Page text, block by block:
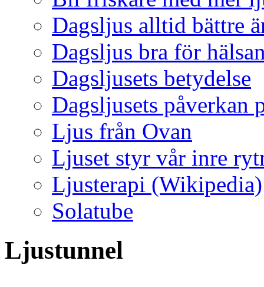
Dagsljus alltid bättre
Dagsljus bra för
Dagsljusets betydelse
Dagsljusets påverkan
Ljus från Ovan
Ljuset styr vår inre
Ljusterapi (Wikipedia)
Solatube
Ljustunnel